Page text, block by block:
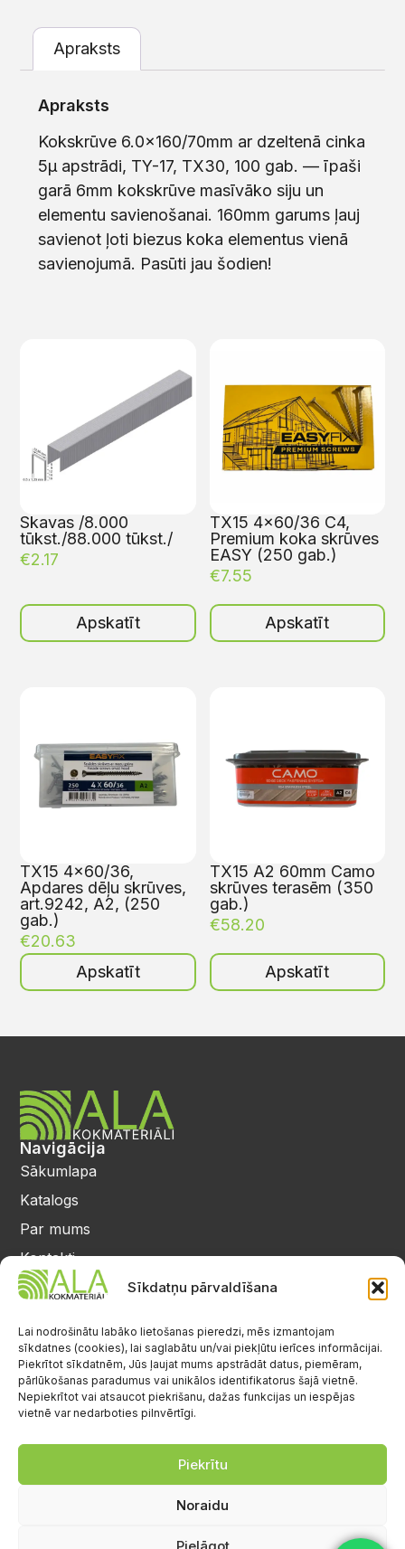
Sīkdatņu pārvaldīšana
Lai nodrošinātu labāko lietošanas pieredzi, mēs izmantojam
sīkdatnes (cookies), lai saglabātu un/vai piekļūtu ierīces informācijai.
Piekrītot sīkdatnēm, Jūs ļaujat mums apstrādāt datus, piemēram,
pārlūkošanas paradumus vai unikālos identifikatorus šajā vietnē.
Nepiekrītot vai atsaucot piekrišanu, dažas funkcijas un iespējas
vietnē var nedarboties pilnvērtīgi.
Piekrītu
Noraidu
Pielāgot
Apraksts
Apraksts
Kokskrūve 6.0×160/70mm ar dzeltenā cinka
5μ apstrādi, TY-17, TX30, 100 gab. — īpaši
garā 6mm kokskrūve masīvāko siju un
elementu savienošanai. 160mm garums ļauj
savienot ļoti biezus koka elementus vienā
savienojumā. Pasūti jau šodien!
Skavas /8.000
tūkst./88.000 tūkst./
€2.17
Apskatīt
TX15 4×60/36 C4,
Premium koka skrūves
EASY (250 gab.)
€7.55
Apskatīt
TX15 4×60/36,
Apdares dēļu skrūves,
art.9242, A2, (250
gab.)
€20.63
Apskatīt
TX15 A2 60mm Camo
skrūves terasēm (350
gab.)
€58.20
Apskatīt
Navigācija
Sākumlapa
Katalogs
Par mums
Kontakti
Privātuma politika
25 64 17 98
info@alalignea.lv
Daugavas iela 28, Mārupe
Facebook
S.-Sv.: brīvs